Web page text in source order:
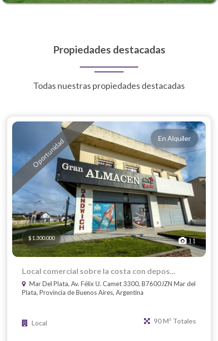
Propiedades destacadas
Todas nuestras propiedades destacadas
Oportunidad En Alquiler
$ 1.300.000 11
Local comercial sobre la costa con depos...
Mar Del Plata, Av. Félix U. Camet 3300, B7600JZN Mar del
Plata, Provincia de Buenos Aires, Argentina
Local 90 M² Totales